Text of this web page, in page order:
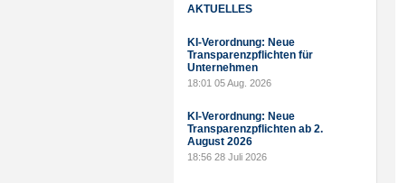
AKTUELLES
KI-Verordnung: Neue
Transparenzpflichten für
Unternehmen
18:01 05 Aug. 2026
KI-Verordnung: Neue
Transparenzpflichten ab 2.
August 2026
18:56 28 Juli 2026